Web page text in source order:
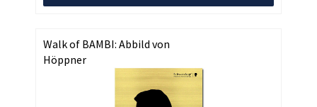
Walk of BAMBI: Abbild von
Höppner